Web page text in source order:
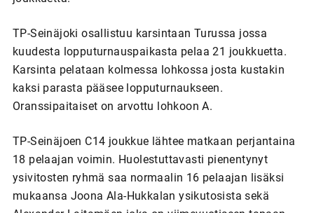
TP-Seinäjoki osallistuu karsintaan Turussa jossa
kuudesta lopputurnauspaikasta pelaa 21 joukkuetta.
Karsinta pelataan kolmessa lohkossa josta kustakin
kaksi parasta pääsee lopputurnaukseen.
Oranssipaitaiset on arvottu lohkoon A.
TP-Seinäjoen C14 joukkue lähtee matkaan perjantaina
18 pelaajan voimin. Huolestuttavasti pienentynyt
ysivitosten ryhmä saa normaalin 16 pelaajan lisäksi
mukaansa Joona Ala-Hukkalan ysikutosista sekä